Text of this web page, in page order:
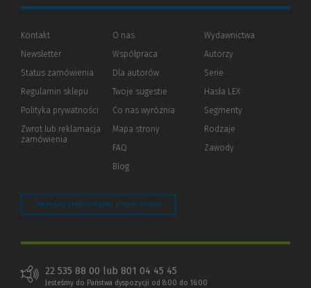
Kontakt
Newsletter
Status zamówienia
Regulamin sklepu
Polityka prywatności (Nowe
(Link
innej
Zwrot lub reklamacja
zamówienia
O nas
Współpraca
Dla autorów(Nowe
(Link
innej
strony)
Twoje sugestie
Co nas wyróżnia
Mapa strony
FAQ
Blog
Wydawnictwa
Autorzy
Serie
Hasła LEX
Segmenty
Rodzaje
Zawody
Zarządzaj preferencjami plików cookie
22 535 88 00 lub 801 04 45 45
Jesteśmy do Państwa dyspozycji od 8:00 do 16:00